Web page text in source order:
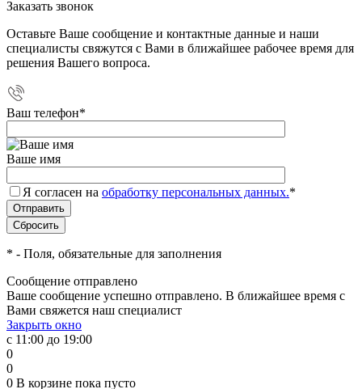
Заказать звонок
Оставьте Ваше сообщение и контактные данные и наши
специалисты свяжутся с Вами в ближайшее рабочее время для
решения Вашего вопроса.
Ваш телефон*
Ваше имя
Я согласен на обработку персональных данных.*
* - Поля, обязательные для заполнения
Сообщение отправлено
Ваше сообщение успешно отправлено. В ближайшее время с
Вами свяжется наш специалист
Закрыть окно
с 11:00 до 19:00
0
0
0 В корзине пока пусто